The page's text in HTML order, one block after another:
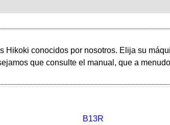
conocidos por nosotros. Elija su
que consulte el manual, que a
B13R